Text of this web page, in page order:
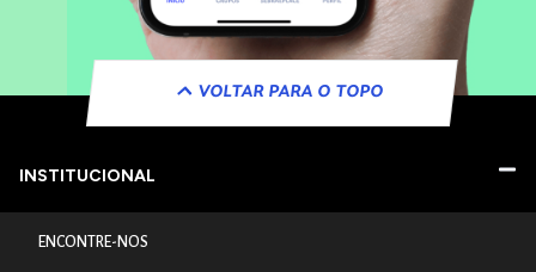
VOLTAR PARA O TOPO
INSTITUCIONAL
ENCONTRE-NOS